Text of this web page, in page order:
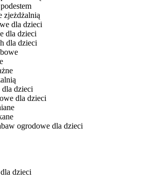
zjeżdżalnią
dla dzieci
dla dzieci
dla dzieci
dzieci
dla dzieci
ogrodowe dla dzieci
dzieci